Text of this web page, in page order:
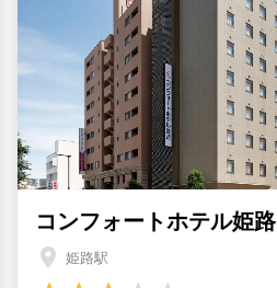
コンフォートホテル姫路
姫路駅